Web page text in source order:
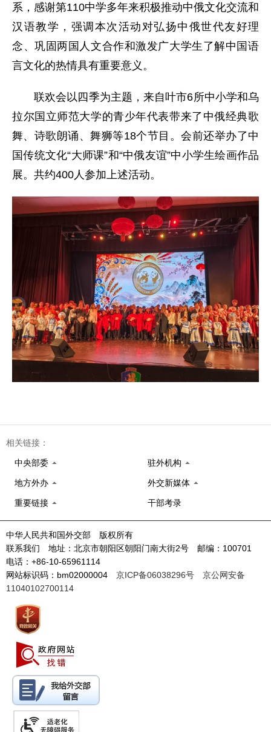
系，感谢第110中学多年来积极推动中俄文化交流和
汉语教学，强调本次活动对弘扬中俄世代友好理
念、巩固两国人文合作和激发广大学生了解中国语
言文化的热情具有重要意义。
联欢会以四季为主题，来自叶市6所中小学和乌
拉尔国立师范大学的青少年代表带来了中俄经典歌
舞、诗歌朗诵、舞狮等18个节目。会前还举办了中
国传统文化“大师课”和“中俄友谊”中小学生绘画作品
展。共约400人参加上述活动。
相关链接：
中央部委 驻外机构
地方外办 外交新媒体
重要链接 干部考录
中华人民共和国外交部 版权所有
联系我们 地址：北京市朝阳区朝阳门南大街2号 邮编：100701
电话：+86-10-65961114
网站标识码：bm02000004 京ICP备06038296号
京公网安备
11040102700114